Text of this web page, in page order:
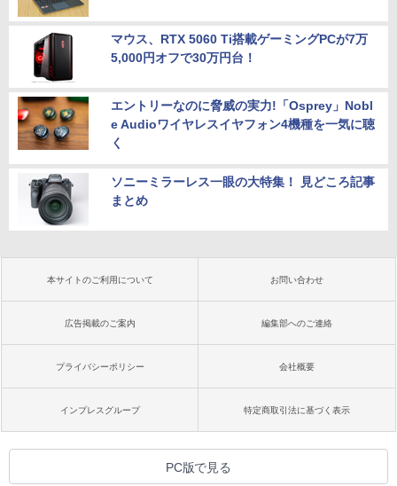
マウス、RTX 5060 Ti搭載ゲーミングPCが7万
5,000円オフで30万円台！
エントリーなのに脅威の実力!「Osprey」Nobl
e Audioワイヤレスイヤフォン4機種を一気に聴
く
ソニーミラーレス一眼の大特集！ 見どころ記事
まとめ
本サイトのご利用について お問い合わせ
広告掲載のご案内 編集部へのご連絡
プライバシーポリシー 会社概要
インプレスグループ 特定商取引法に基づく表示
PC版で見る